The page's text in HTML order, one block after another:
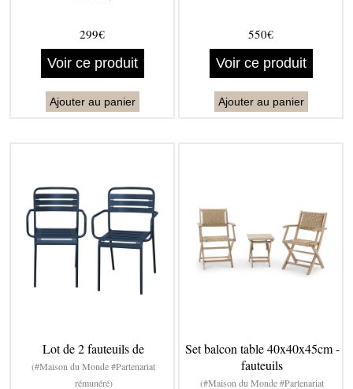
299€
Voir ce produit
Ajouter au panier
550€
Voir ce produit
Ajouter au panier
Lot de 2 fauteuils de
(#Maison du Monde #Partenariat
rémunéré)
Set balcon table 40x40x45cm -
fauteuils
(#Maison du Monde #Partenariat